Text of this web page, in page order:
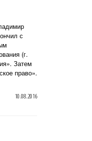
с
(г.
Затем
право».
10.08.2016